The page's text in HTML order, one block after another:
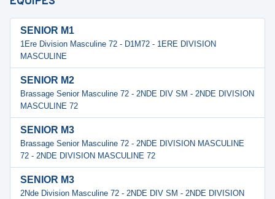
SENIOR M1
1Ere Division Masculine 72 - D1M72 - 1ERE DIVISION
MASCULINE
SENIOR M2
Brassage Senior Masculine 72 - 2NDE DIV SM - 2NDE DIVISION
MASCULINE 72
SENIOR M3
Brassage Senior Masculine 72 - 2NDE DIVISION MASCULINE
72 - 2NDE DIVISION MASCULINE 72
SENIOR M3
2Nde Division Masculine 72 - 2NDE DIV SM - 2NDE DIVISION